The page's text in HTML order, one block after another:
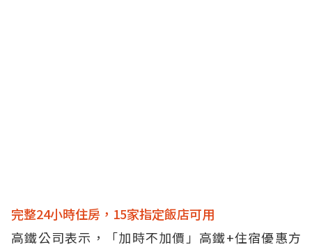
完整24小時住房，15家指定飯店可用
高鐵公司表示，「加時不加價」高鐵+住宿優惠方